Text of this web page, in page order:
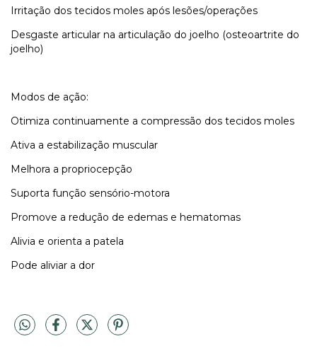
Irritação dos tecidos moles após lesões/operações
Desgaste articular na articulação do joelho (osteoartrite do
joelho)
Modos de ação:
Otimiza continuamente a compressão dos tecidos moles
Ativa a estabilização muscular
Melhora a propriocepção
Suporta função sensório-motora
Promove a redução de edemas e hematomas
Alivia e orienta a patela
Pode aliviar a dor